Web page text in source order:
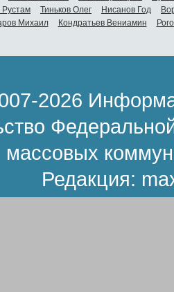
Рустам Тиньков Олег Нисанов Год
Михаил Кондратьев Вениамин
2026
массовых
Редакция: